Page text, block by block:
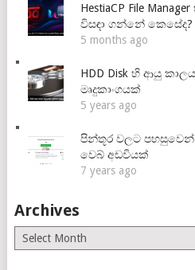
HestiaCP File
විසඳා ගන්නේ කෙසේද?
5 months ago
HDD Disk හි ආයු
මෘදුකාංගයක්
5 years ago
පින්තූර වලට පහසුවෙන්
වෙබ් අඩවියක්
7 years ago
Archives
Archives